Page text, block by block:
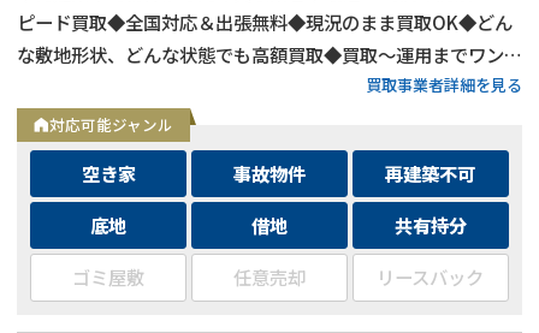
ピード買取◆全国対応＆出張無料◆現況のまま買取OK◆どん
な敷地形状、どんな状態でも高額買取◆買取〜運用までワンス
トップ対応◆無料査定＆相談はフォームから24時間受付
買取事業者詳細を見る
対応可能ジャンル
空き家 事故物件
再建築不可
底地
借地
共有持分
ゴミ屋敷
任意売却 リースバック